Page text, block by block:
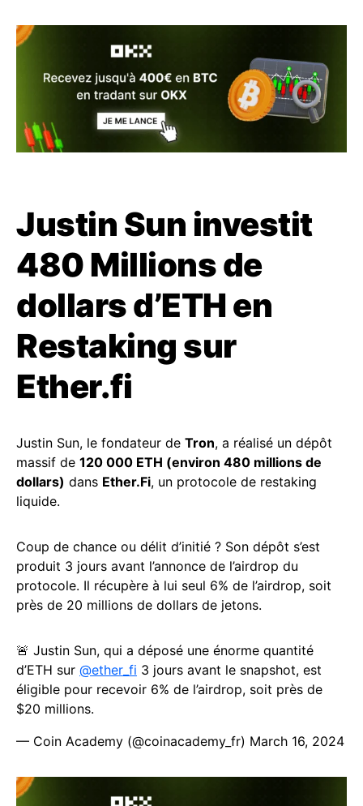
Justin Sun investit
480 Millions de
dollars d’ETH en
Restaking sur
Ether.fi
Justin Sun, le fondateur de Tron, a réalisé un dépôt
massif de 120 000 ETH (environ 480 millions de
dollars) dans Ether.Fi, un protocole de restaking
liquide.
Coup de chance ou délit d’initié ? Son dépôt s’est
produit 3 jours avant l’annonce de l’airdrop du
protocole. Il récupère à lui seul 6% de l’airdrop, soit
près de 20 millions de dollars de jetons.
🚨 Justin Sun, qui a déposé une énorme quantité
d’ETH sur @ether_fi 3 jours avant le snapshot, est
éligible pour recevoir 6% de l’airdrop, soit près de
$20 millions.
— Coin Academy (@coinacademy_fr) March 16, 2024